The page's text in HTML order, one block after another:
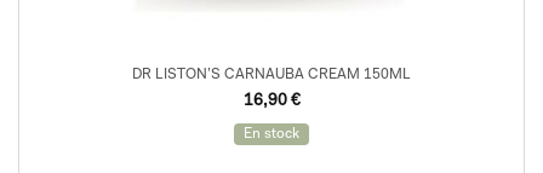
DR LISTON’S CARNAUBA CREAM 150ML
16,90 €
En stock